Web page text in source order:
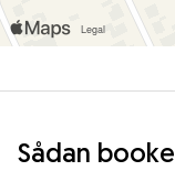
Sådan